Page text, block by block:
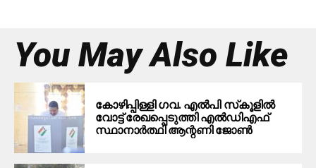
You May Also Like
കോഴിപ്പിള്ളി ഗവ. എല്‍പി സ്‌കൂളില്‍
വോട്ട് രേഖപ്പെടുത്തി എല്‍ഡിഎഫ്
സ്ഥാനാര്‍ത്ഥി ആന്റണി ജോണ്‍